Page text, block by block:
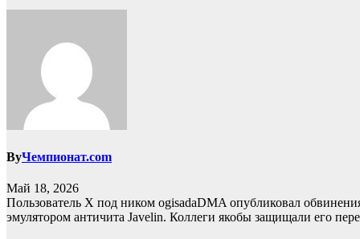
ByЧемпионат.com
Май 18, 2026
Пользователь X под ником ogisadaDMA опубликовал
эмулятором античита Javelin. Коллеги якобы защищали его